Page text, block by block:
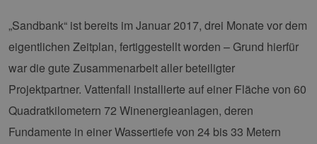
„Sandbank“ ist bereits im Januar 2017, drei Monate vor dem
eigentlichen Zeitplan, fertiggestellt worden – Grund hierfür
war die gute Zusammenarbeit aller beteiligter
Projektpartner. Vattenfall installierte auf einer Fläche von 60
Quadratkilometern 72 Winenergieanlagen, deren
Fundamente in einer Wassertiefe von 24 bis 33 Metern